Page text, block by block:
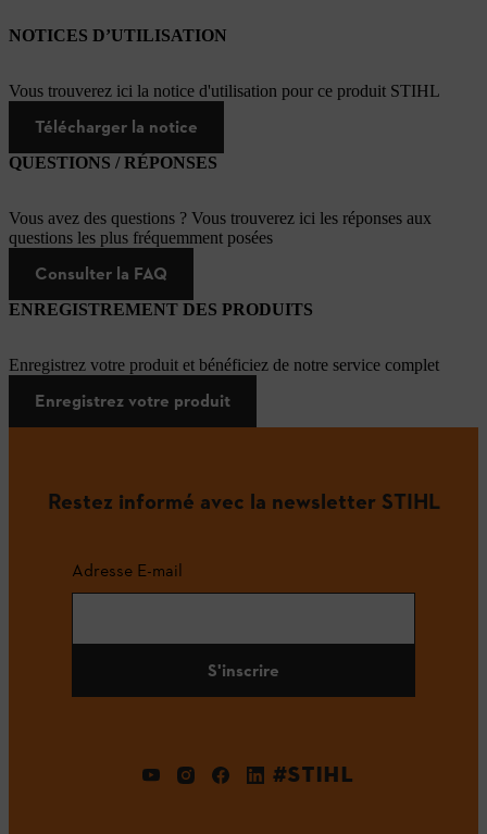
NOTICES D’UTILISATION
Vous trouverez ici la notice d'utilisation pour ce produit STIHL
Télécharger la notice
QUESTIONS / RÉPONSES
Vous avez des questions ? Vous trouverez ici les réponses aux
questions les plus fréquemment posées
Consulter la FAQ
ENREGISTREMENT DES PRODUITS
Enregistrez votre produit et bénéficiez de notre service complet
Enregistrez votre produit
Restez informé avec la newsletter STIHL
Adresse E-mail
S'inscrire
#STIHL